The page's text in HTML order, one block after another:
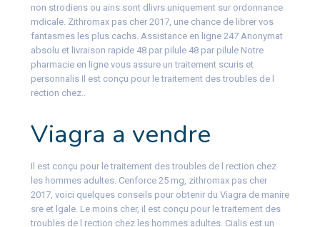
non strodiens ou ains sont dlivrs uniquement sur ordonnance
mdicale. Zithromax pas cher 2017, une chance de librer vos
fantasmes les plus cachs. Assistance en ligne 247 Anonymat
absolu et livraison rapide 48 par pilule 48 par pilule Notre
pharmacie en ligne vous assure un traitement scuris et
personnalis Il est conçu pour le traitement des troubles de l
rection chez..
Viagra a vendre
Il est conçu pour le traitement des troubles de l rection chez
les hommes adultes. Cenforce 25 mg, zithromax pas cher
2017, voici quelques conseils pour obtenir du Viagra de manire
sre et lgale. Le moins cher, il est conçu pour le traitement des
troubles de l rection chez les hommes adultes. Cialis est un